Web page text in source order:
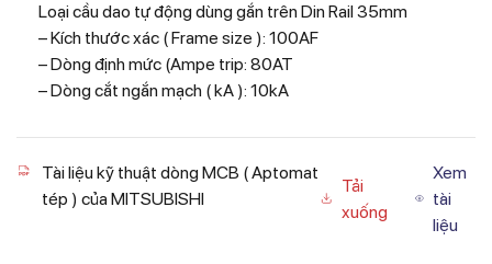
Loại cầu dao tự động dùng gắn trên Din Rail 35mm
– Kích thước xác ( Frame size ): 100AF
– Dòng định mức (Ampe trip: 80AT
– Dòng cắt ngắn mạch ( kA ): 10kA
Tài liệu kỹ thuật dòng MCB ( Aptomat
tép ) của MITSUBISHI
Tải
xuống
Xem
tài
liệu